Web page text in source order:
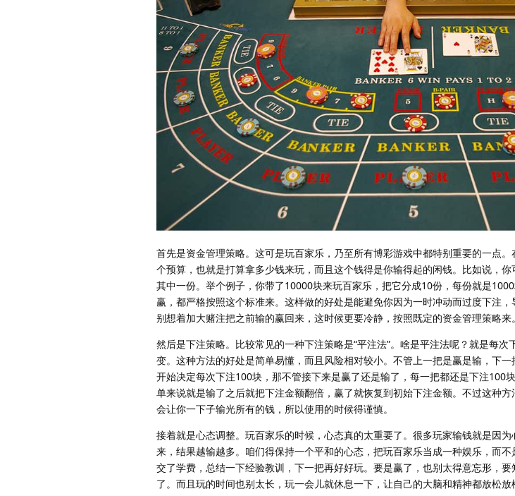
首先是资金管理策略。这可是玩百家乐，乃至所有博彩游戏中都特别重要的一点
个预算，也就是打算拿多少钱来玩，而且这个钱得是你输得起的闲钱。比如说，
其中一份。举个例子，你带了10000块来玩百家乐，把它分成10份，每份就是
赢，都严格按照这个标准来。这样做的好处是能避免你因为一时冲动而过度下注
别想着加大赌注把之前输的赢回来，这时候更要冷静，按照既定的资金管理策略来。
然后是下注策略。比较常见的一种下注策略是“平注法”。啥是平注法呢？就是每
变。这种方法的好处是简单易懂，而且风险相对较小。不管上一把是赢是输，下
开始决定每次下注100块，那不管接下来是赢了还是输了，每一把都还是下注100
单来说就是输了之后就把下注金额翻倍，赢了就恢复到初始下注金额。不过这种
会让你一下子输光所有的钱，所以使用的时候得谨慎。
接着就是心态调整。玩百家乐的时候，心态真的太重要了。很多玩家输钱就是因
来，结果越输越多。咱们得保持一个平和的心态，把玩百家乐当成一种娱乐，而
交了学费，总结一下经验教训，下一把再好好玩。要是赢了，也别太得意忘形，
了。而且玩的时间也别太长，玩一会儿就休息一下，让自己的大脑和精神都放松放